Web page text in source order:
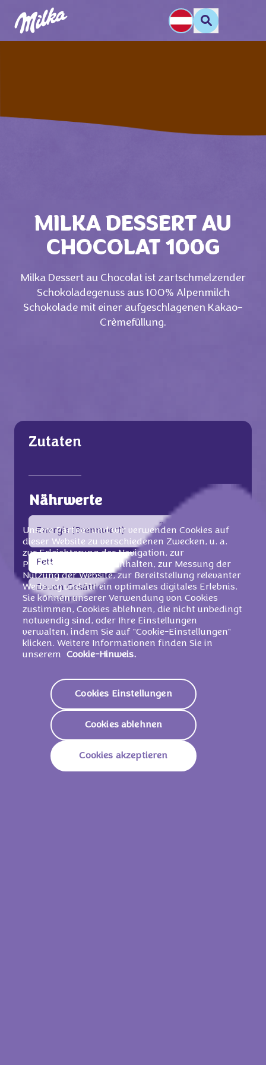
MILKA DESSERT AU
CHOCOLAT 100G
Milka Dessert au Chocolat ist zartschmelzender
Schokoladegenuss aus 100% Alpenmilch
Schokolade mit einer aufgeschlagenen Kakao-
Crèmefüllung.
Zutaten
Nährwerte
Energie (Brennwert)
2.372 KJ/570
Kcal
Fett 38g
Davon Gesättigte
Fettsäuren
22g
Kohlenhydrate 49g
Davon Zucker
Proteine 6g
Natrium 0,17g
20 g
Energie (Brennwert) 474 KJ/114 Kcal
Unsere Partner und wir verwenden Cookies auf
dieser Website zu verschiedenen Zwecken, u. a.
zur Erleichterung der Navigation, zur
Personalisierung von Inhalten, zur Messung der
Nutzung der Website, zur Bereitstellung relevanter
Werbung und für ein optimales digitales Erlebnis.
Sie können unserer Verwendung von Cookies
zustimmen, Cookies ablehnen, die nicht unbedingt
notwendig sind, oder Ihre Einstellungen
verwalten, indem Sie auf "Cookie-Einstellungen"
klicken. Weitere Informationen finden Sie in
unserem
Cookie-Hinweis.
Cookies Einstellungen
Cookies ablehnen
Cookies akzeptieren